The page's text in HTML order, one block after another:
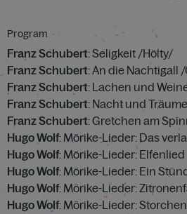
Program
Franz Schubert: Seligkeit /Hölty/
Franz Schubert: An die Nachtigall
Franz Schubert: Lachen und
Franz Schubert: Nacht und
Franz Schubert: Gretchen am
Hugo Wolf: Mörike-Lieder: Das
Hugo Wolf: Mörike-Lieder: Elfenlied
Hugo Wolf: Mörike-Lieder: Ein
Hugo Wolf: Mörike-Lieder:
Hugo Wolf: Mörike-Lieder: